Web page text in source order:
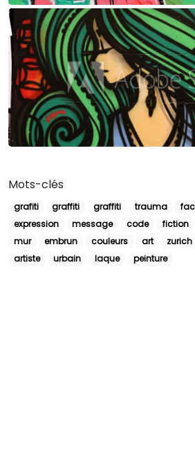
Mots-clés
grafiti graffiti graffiti trauma
expression
message code fiction
mur
embrun couleurs art zurich
artiste
urbain laque peinture